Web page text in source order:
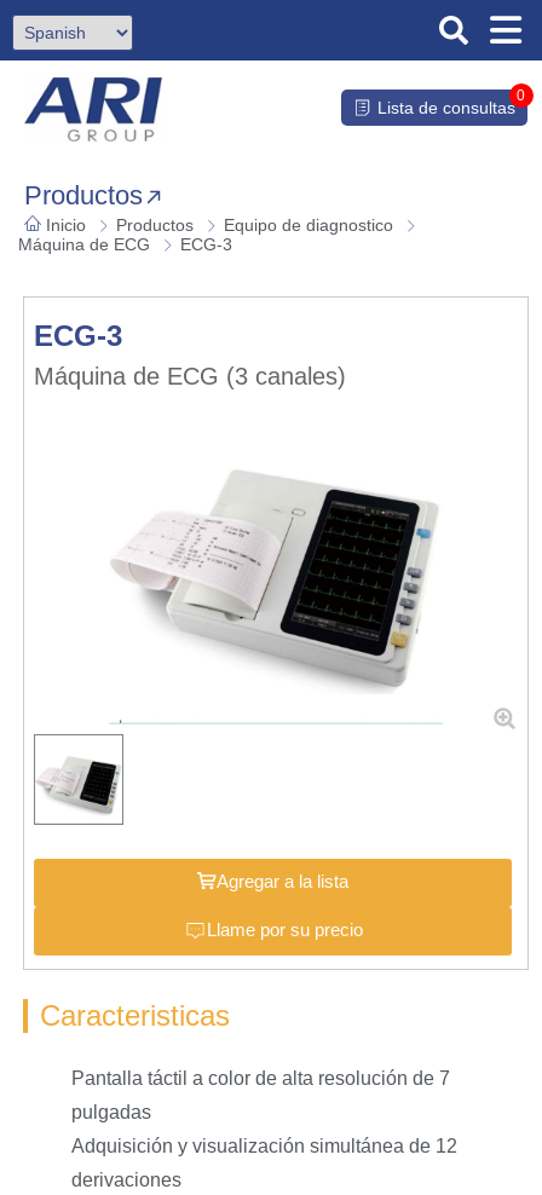
Lista de consultas
0
Productos
Inicio Productos
Equipo de diagnostico
Máquina de ECG
ECG-3
ECG-3
Máquina de ECG (3 canales)
Agregar a la lista
Llame por su precio
Caracteristicas
Pantalla táctil a color de alta resolución de 7
pulgadas
Adquisición y visualización simultánea de 12
derivaciones